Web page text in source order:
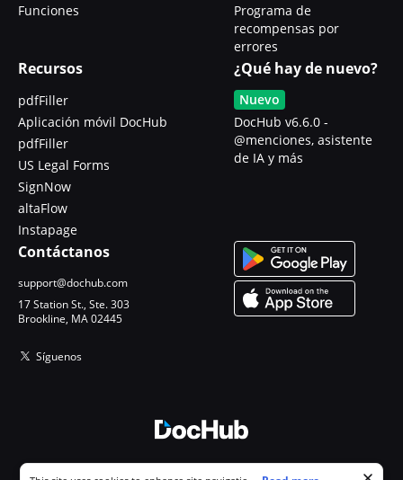
Funciones
Programa de
recompensas por
errores
Recursos
pdfFiller
Aplicación móvil DocHub
pdfFiller
US Legal Forms
SignNow
altaFlow
Instapage
¿Qué hay de nuevo?
Nuevo
DocHub v6.6.0 -
@menciones, asistente
de IA y más
Contáctanos
support@dochub.com
17 Station St., Ste. 303
Brookline, MA 02445
Síguenos